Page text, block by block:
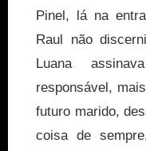
Pinel, lá na
Raul não
Luana
responsável,
futuro marido,
coisa de